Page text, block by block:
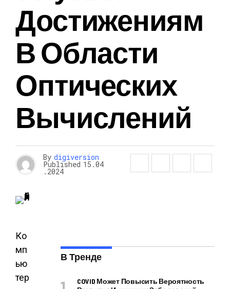
Достижениям
В Области
Оптических
Вычислений
By digiversion
Published 15.04
.2024
Ко
мп
ью
тер
В Тренде
COVID Может Повысить Вероятность